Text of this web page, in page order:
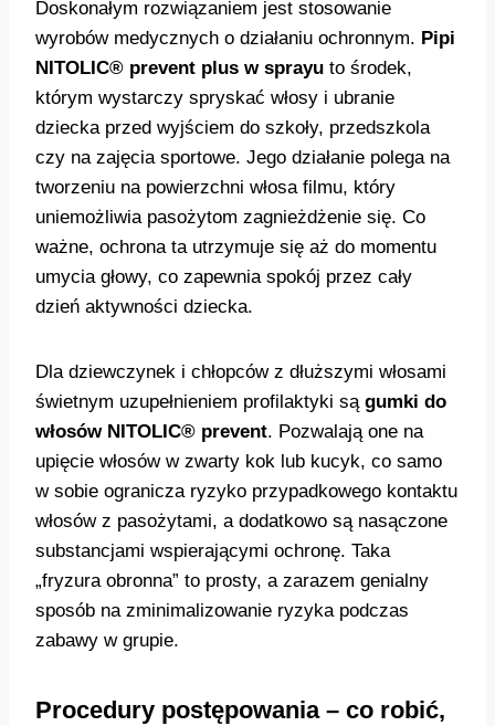
Doskonałym rozwiązaniem jest stosowanie
wyrobów medycznych o działaniu ochronnym. Pipi
NITOLIC® prevent plus w sprayu to środek,
którym wystarczy spryskać włosy i ubranie
dziecka przed wyjściem do szkoły, przedszkola
czy na zajęcia sportowe. Jego działanie polega na
tworzeniu na powierzchni włosa filmu, który
uniemożliwia pasożytom zagnieżdżenie się. Co
ważne, ochrona ta utrzymuje się aż do momentu
umycia głowy, co zapewnia spokój przez cały
dzień aktywności dziecka.
Dla dziewczynek i chłopców z dłuższymi włosami
świetnym uzupełnieniem profilaktyki są gumki do
włosów NITOLIC® prevent. Pozwalają one na
upięcie włosów w zwarty kok lub kucyk, co samo
w sobie ogranicza ryzyko przypadkowego kontaktu
włosów z pasożytami, a dodatkowo są nasączone
substancjami wspierającymi ochronę. Taka
„fryzura obronna” to prosty, a zarazem genialny
sposób na zminimalizowanie ryzyka podczas
zabawy w grupie.
Procedury postępowania – co robić,